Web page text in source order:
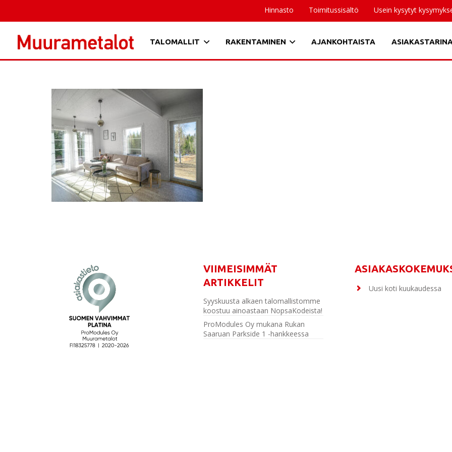
Hinnasto Toimitussisältö Usein kysytyt
TALOMALLIT RAKENTAMINEN AJANKOHTAISTA
VIIMEISIMMÄT
ARTIKKELIT
Syyskuusta alkaen talomallistomme
koostuu ainoastaan NopsaKodeista!
ProModules Oy mukana Rukan
Saaruan Parkside 1 -hankkeessa
Uusi koti kuukaudessa